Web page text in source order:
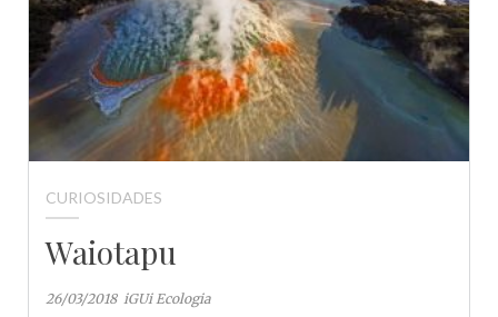
CURIOSIDADES
Waiotapu
26/03/2018 iGUi Ecologia